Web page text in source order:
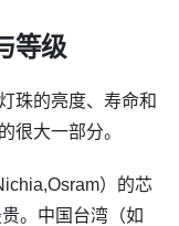
等级
珠的亮度、寿命和
很大一部分。
）的芯
。中国台湾（如